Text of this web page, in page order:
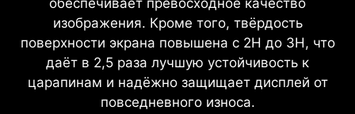
изображения. Кроме того, твёрдость
поверхности экрана повышена с 2H до 3H, что
даёт в 2,5 раза лучшую устойчивость к
царапинам и надёжно защищает дисплей от
повседневного износа.
снижает проявление разрывов картинки,
подтормаживаний и задержки ввода, делая
геймплей более плавным — особенно в
динамичных играх. Кроме того, технология
полностью поддерживает будущее
оборудование, позволяя геймерам
Играть не должно быть мучением между
рваной картинкой и сломанными кадрами. С
игровым монитором MSI вы получите плавное
изображение, без артефактов и потери
производительности. Наслаждайтесь игрой